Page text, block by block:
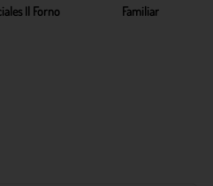
Il Forno Familiar